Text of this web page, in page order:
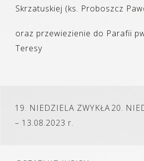
Skrzatuskiej (ks. Proboszcz
oraz przewiezienie do Parafii
Teresy
Nawigacja
wpisu
19. NIEDZIELA ZWYKŁA
– 13.08.2023 r.
20.